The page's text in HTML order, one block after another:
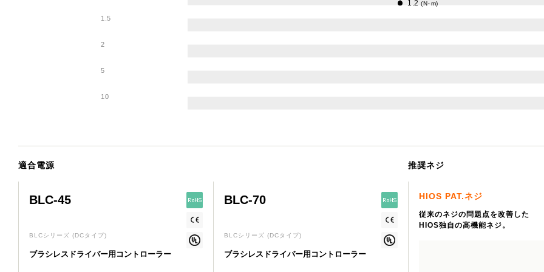
1.5
2
5
10
1.2 (N･m)
適合電源
BLC-45
BLCシリーズ (DCタイプ)
ブラシレスドライバー用コントローラー
BLC-70
BLCシリーズ (DCタイプ)
ブラシレスドライバー用コントローラー
推奨ネジ
HIOS PAT.ネジ
従来のネジの問題点を改善した
HIOS独自の高機能ネジ。